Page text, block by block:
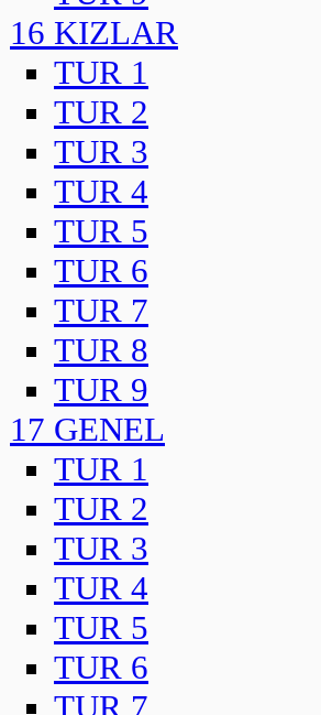
16 KIZLAR
TUR 1
TUR 2
TUR 3
TUR 4
TUR 5
TUR 6
TUR 7
TUR 8
TUR 9
17 GENEL
TUR 1
TUR 2
TUR 3
TUR 4
TUR 5
TUR 6
TUR 7